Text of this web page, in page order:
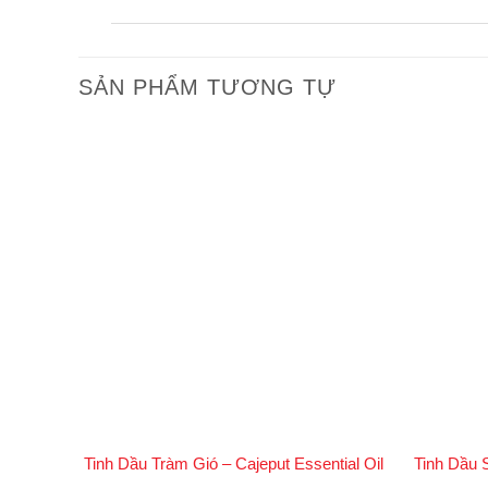
Gợi Ý Kết Hợp Tinh Dầu Linh Sam
Công ty TNHH Tinh Dầu Thảo Dược Dalosa
SẢN PHẨM TƯƠNG TỰ
Tinh Dầu Tràm Gió – Cajeput Essential Oil Tinh Dầu